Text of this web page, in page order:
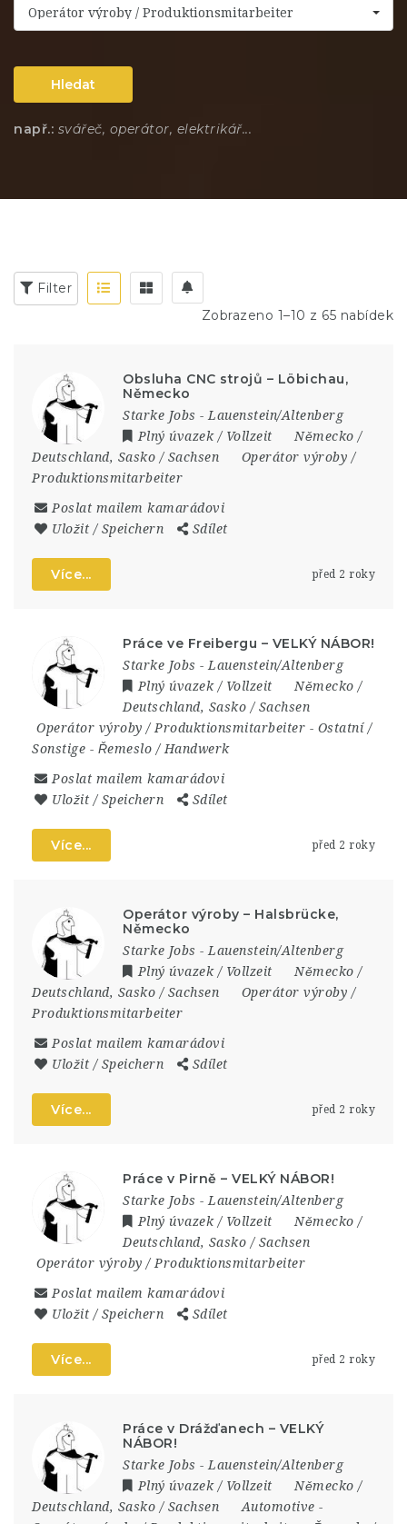
Operátor výroby / Produktionsmitarbeiter
Hledat
např.: svářeč, operátor, elektrikář...
Filter
Zobrazeno 1–10 z 65 nabídek
Obsluha CNC strojů – Löbichau,
Německo
Starke Jobs - Lauenstein/Altenberg
Plný úvazek / Vollzeit
Německo /
Deutschland, Sasko / Sachsen
Operátor výroby /
Produktionsmitarbeiter
Poslat mailem kamarádovi
Uložit / Speichern
Sdílet
Více... před 2 roky
Práce ve Freibergu – VELKÝ NÁBOR!
Starke Jobs - Lauenstein/Altenberg
Plný úvazek / Vollzeit
Německo /
Deutschland, Sasko / Sachsen
Operátor výroby / Produktionsmitarbeiter - Ostatní /
Sonstige - Řemeslo / Handwerk
Poslat mailem kamarádovi
Uložit / Speichern
Sdílet
Více... před 2 roky
Operátor výroby – Halsbrücke,
Německo
Starke Jobs - Lauenstein/Altenberg
Plný úvazek / Vollzeit
Německo /
Deutschland, Sasko / Sachsen
Operátor výroby /
Produktionsmitarbeiter
Poslat mailem kamarádovi
Uložit / Speichern
Sdílet
Více... před 2 roky
Práce v Pirně – VELKÝ NÁBOR!
Starke Jobs - Lauenstein/Altenberg
Plný úvazek / Vollzeit
Německo /
Deutschland, Sasko / Sachsen
Operátor výroby / Produktionsmitarbeiter
Poslat mailem kamarádovi
Uložit / Speichern
Sdílet
Více... před 2 roky
Práce v Drážďanech – VELKÝ
NÁBOR!
Starke Jobs - Lauenstein/Altenberg
Plný úvazek / Vollzeit
Německo /
Deutschland, Sasko / Sachsen Automotive -